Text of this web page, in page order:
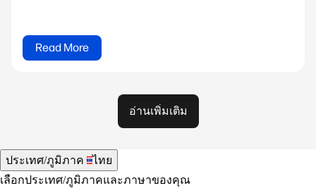
Read More
อ่านเพิ่มเติม
ประเทศ/ภูมิภาค
ไทย
เลือกประเทศ/ภูมิภาคและภาษาของคุณ